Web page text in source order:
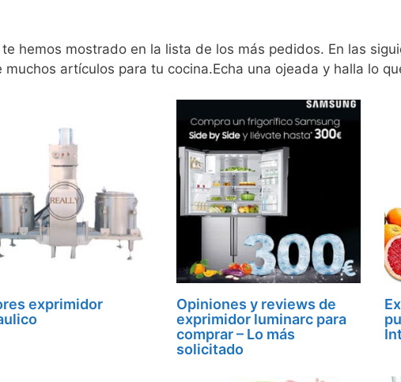
hemos mostrado en la lista de los más pedidos. En las
artículos para tu cocina.Echa una ojeada y halla lo
exprimidor
Opiniones y reviews de
exprimidor luminarc para
comprar – Lo más
solicitado